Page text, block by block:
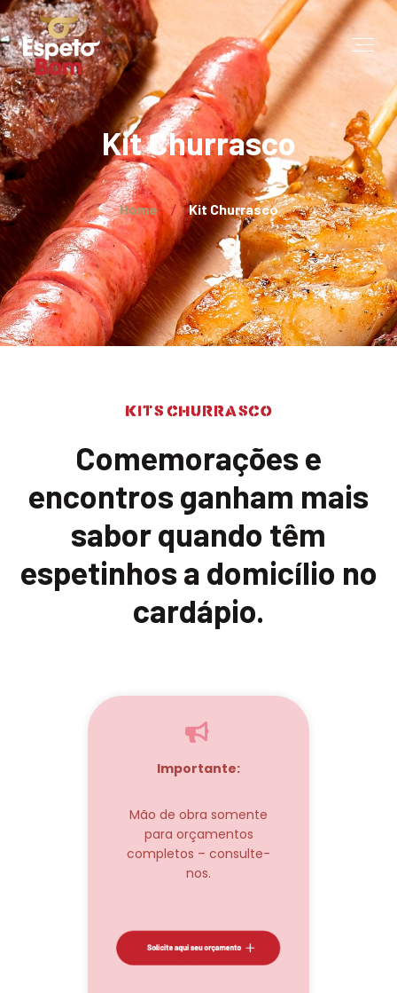
Kit Churrasco
Home Kit Churrasco
kits churrasco
Comemorações e
encontros ganham mais
sabor quando têm
espetinhos a domicílio no
cardápio.
Importante:
Mão de obra somente
para orçamentos
completos – consulte-
nos.